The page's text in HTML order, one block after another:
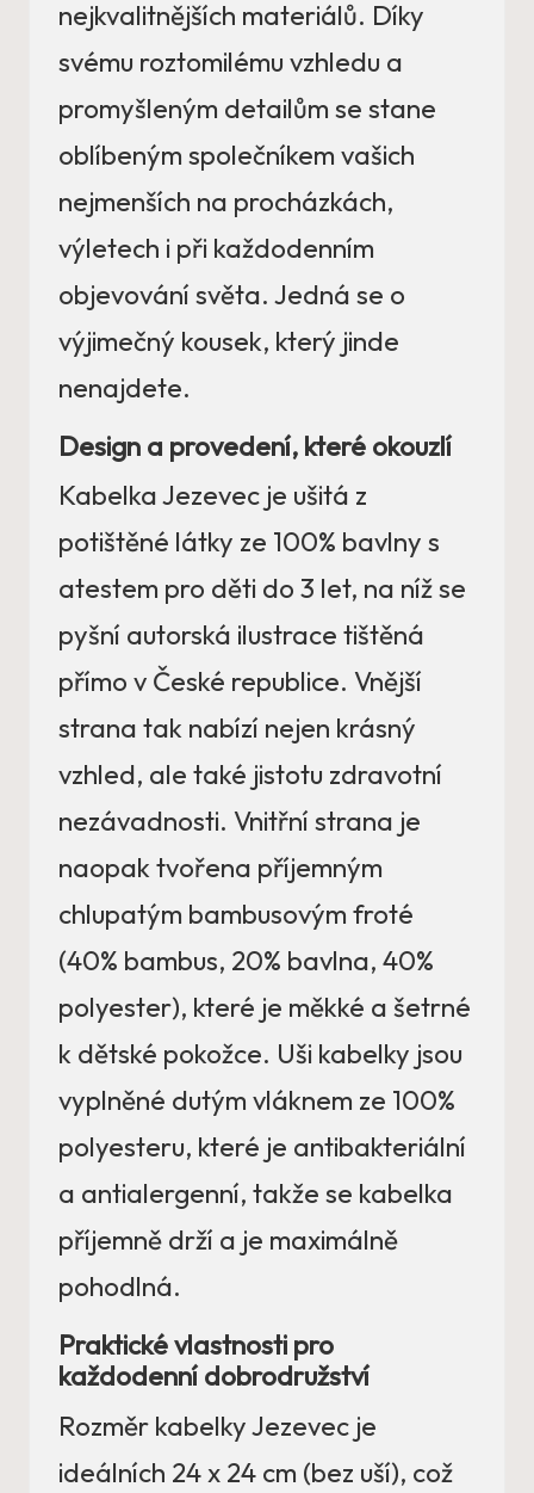
nejkvalitnějších materiálů. Díky
svému roztomilému vzhledu a
promyšleným detailům se stane
oblíbeným společníkem vašich
nejmenších na procházkách,
výletech i při každodenním
objevování světa. Jedná se o
výjimečný kousek, který jinde
nenajdete.
Design a provedení, které okouzlí
Kabelka Jezevec je ušitá z
potištěné látky ze 100% bavlny s
atestem pro děti do 3 let, na níž se
pyšní autorská ilustrace tištěná
přímo v České republice. Vnější
strana tak nabízí nejen krásný
vzhled, ale také jistotu zdravotní
nezávadnosti. Vnitřní strana je
naopak tvořena příjemným
chlupatým bambusovým froté
(40% bambus, 20% bavlna, 40%
polyester), které je měkké a šetrné
k dětské pokožce. Uši kabelky jsou
vyplněné dutým vláknem ze 100%
polyesteru, které je antibakteriální
a antialergenní, takže se kabelka
příjemně drží a je maximálně
pohodlná.
Praktické vlastnosti pro
každodenní dobrodružství
Rozměr kabelky Jezevec je
ideálních 24 x 24 cm (bez uší), což